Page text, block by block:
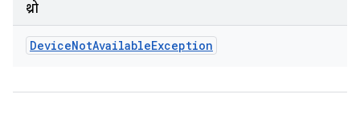
थ्रो
DeviceNotAvailableException